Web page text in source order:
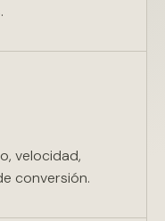
velocidad,
conversión.